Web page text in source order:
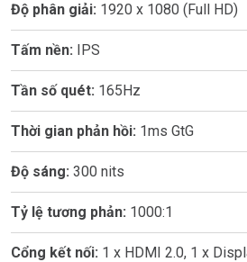
Độ phân giải: 1920 x 1080 (Full HD)
Tấm nền: IPS
Tần số quét: 165Hz
Thời gian phản hồi: 1ms GtG
Độ sáng: 300 nits
Tỷ lệ tương phản: 1000:1
Cổng kết nối: 1 x HDMI 2.0, 1 x